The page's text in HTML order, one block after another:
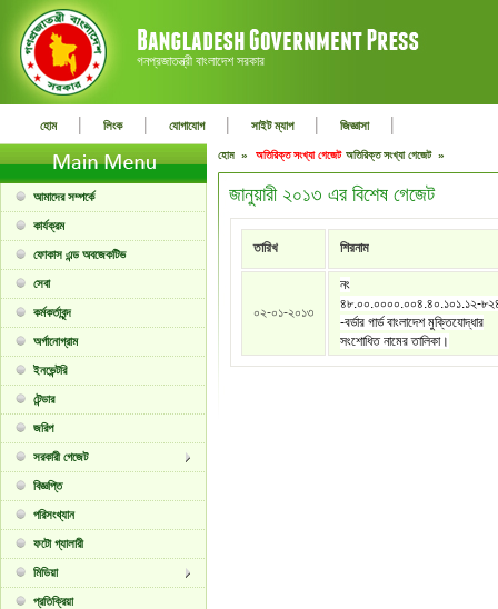
গনপ্রজাতন্ত্রী বাংলাদেশ সরকার
হোম | লিংক | যোগাযোগ | সাইট ম্যাপ | জিজ্ঞাসা |
আমাদের সম্পর্কে
কার্যক্রম
ফোকাস এন্ড অবজেকটিভ
সেবা
কর্মকর্তাবৃন্দ
অর্গানোগ্রাম
ইনভেন্টরি
টেন্ডার
জরিপ
সরকারী গেজেট
বিজ্ঞপ্তি
পরিসংখ্যান
ফটো গ্যালারী
মিডিয়া
প্রতিক্রিয়া
হোম » অতিরিক্ত সংখ্যা গেজেট অতিরিক্ত সংখ্যা গেজেট »
জানুয়ারী ২০১৩ এর বিশেষ গেজেট
তারিখ শিরনাম
০২-০১-২০১৩
নং
৪৮.০০.০০০০.০০৪.৪০.১০১.১২-
-বর্ডার গার্ড বাংলাদেশ মুক্তিযোদ্ধার
সংশোধিত নামের তালিকা।